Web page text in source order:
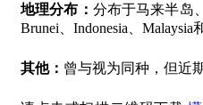
地理分布： 分布于马来半岛
Brunei、Indonesia、Malaysia
其他： 曾与视为同种，但近